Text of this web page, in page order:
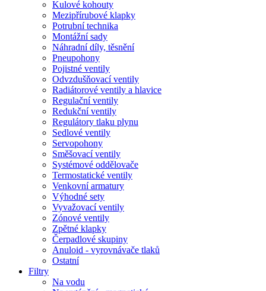
Kulové kohouty
Mezipřírubové klapky
Potrubní technika
Montážní sady
Náhradní díly, těsnění
Pneupohony
Pojistné ventily
Odvzdušňovací ventily
Radiátorové ventily a hlavice
Regulační ventily
Redukční ventily
Regulátory tlaku plynu
Sedlové ventily
Servopohony
Směšovací ventily
Systémové oddělovače
Termostatické ventily
Venkovní armatury
Výhodné sety
Vyvažovací ventily
Zónové ventily
Zpětné klapky
Čerpadlové skupiny
Anuloid - vyrovnávače tlaků
Ostatní
Filtry
Na vodu